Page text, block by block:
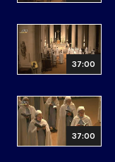
37:00
37:00